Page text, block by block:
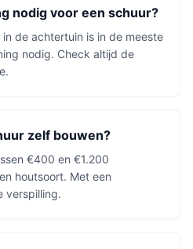
nodig voor een schuur?
de achtertuin is in de meeste
nodig. Check altijd de
zelf bouwen?
€400 en €1.200
houtsoort. Met een
verspilling.